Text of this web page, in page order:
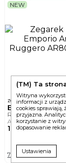
zegarek męski
EMPORIO
RUGGERO
AR80082SET
1 280,-
NEW
7 wersji
(TM) Ta
Witryna
informacji z
cookies sprawiają,
przyjazna.
korzystanie z
dopasowanie
Ustawienia